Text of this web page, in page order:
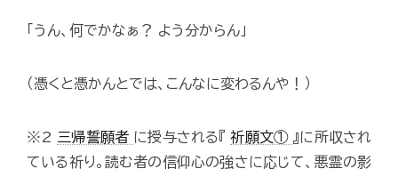
「うん、何でかなぁ？ よう分からん」
（憑くと憑かんとでは、こんなに変わるんや！）
※2 三帰誓願者 に授与される『祈願文① 』に所収され
ている祈り。読む者の信仰心の強さに応じて、悪霊の影